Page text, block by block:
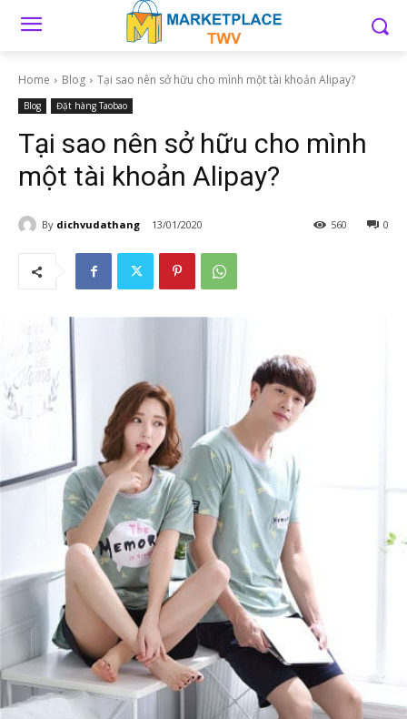
Home Blog Tại sao nên sở hữu cho mình một tài khoản Alipay?
Blog Đặt hàng Taobao
Tại sao nên sở hữu cho mình
một tài khoản Alipay?
By dichvudathang 13/01/2020 0
560